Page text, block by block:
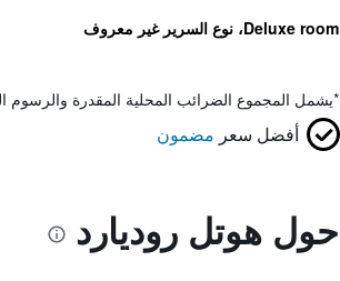
Deluxe room، نوع السرير غير معروف
*يشمل المجموع الضرائب المحلية المقدرة والرسوم
أفضل سعر مضمون
حول هوتل روديارد